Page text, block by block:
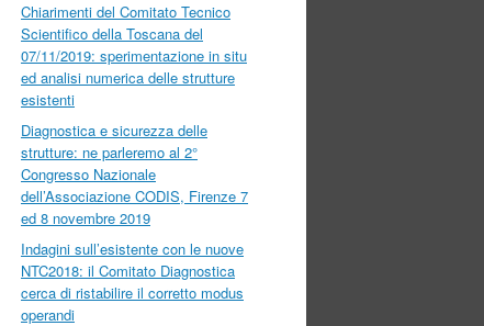
Chiarimenti del Comitato Tecnico
Scientifico della Toscana del
07/11/2019: sperimentazione in situ
ed analisi numerica delle strutture
esistenti
Diagnostica e sicurezza delle
strutture: ne parleremo al 2°
Congresso Nazionale
dell’Associazione CODIS, Firenze 7
ed 8 novembre 2019
Indagini sull’esistente con le nuove
NTC2018: il Comitato Diagnostica
cerca di ristabilire il corretto modus
operandi